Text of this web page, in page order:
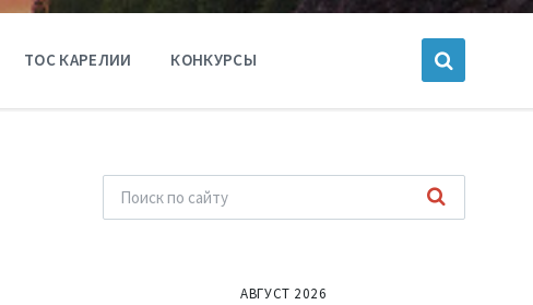
ТОС КАРЕЛИИ КОНКУРСЫ
АВГУСТ 2026